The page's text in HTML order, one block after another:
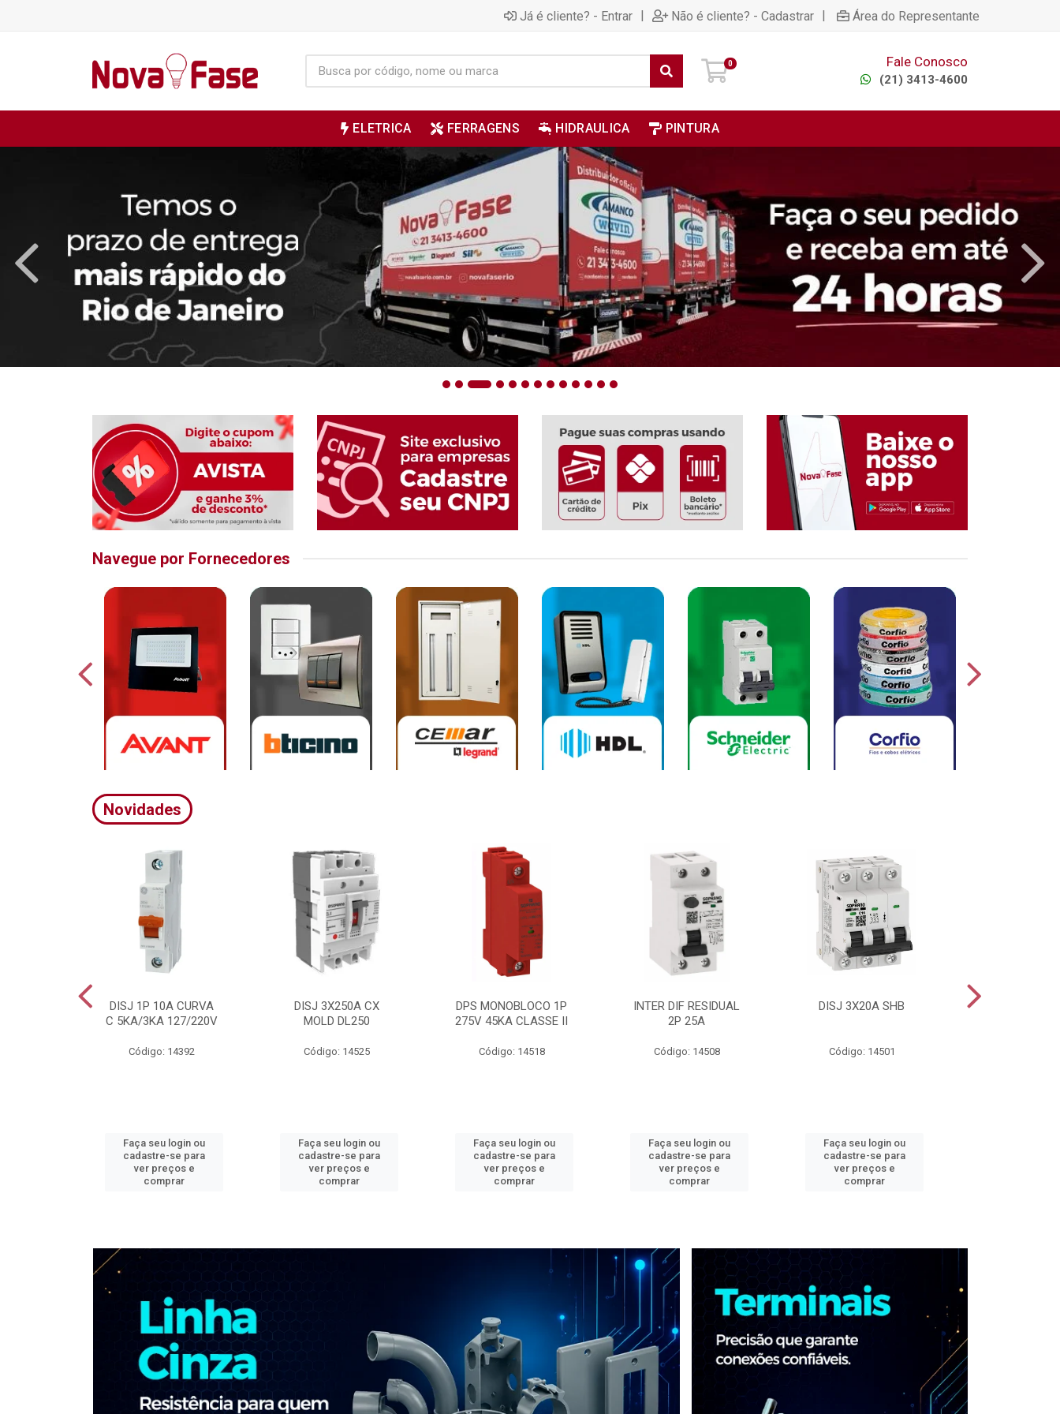
Já é cliente? - Entrar | Não é cliente? - Cadastrar | Área do Representante
0 Fale Conosco
(21) 3413-4600
ELETRICA FERRAGENS HIDRAULICA PINTURA
Navegue por Fornecedores
Novidades
DISJ 1P 10A CURVA
C 5KA/3KA 127/220V
Código: 14392
Faça seu login ou
cadastre-se para
ver preços e
comprar
DISJ 3X250A CX
MOLD DL250
Código: 14525
Faça seu login ou
cadastre-se para
ver preços e
comprar
DPS MONOBLOCO 1P
275V 45KA CLASSE II
Código: 14518
Faça seu login ou
cadastre-se para
ver preços e
comprar
INTER DIF RESIDUAL
2P 25A
Código: 14508
Faça seu login ou
cadastre-se para
ver preços e
comprar
DISJ 3X20A SHB
Código: 14501
Faça seu login ou
cadastre-se para
ver preços e
comprar